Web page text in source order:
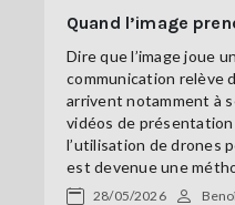
Quand l’image
Dire que l’image joue
communication relève
arrivent notamment à
vidéos de
l’utilisation de drones
est devenue une
28/05/2026